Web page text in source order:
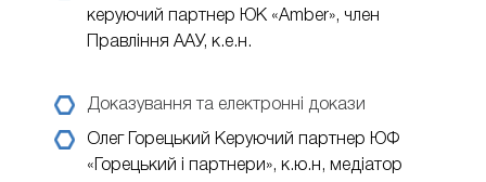
керуючий партнер ЮК «Amber», член
Правління ААУ, к.е.н.
Доказування та електронні докази
Олег Горецький Керуючий партнер ЮФ
«Горецький і партнери», к.ю.н, медіатор